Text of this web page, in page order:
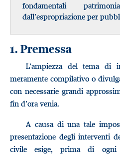
fondamentali
dall’espropriazione per
1. Premessa
L’ampiezza del tema di
meramente compilativo o
con necessarie grandi
fin d’ora venia.
A causa di una tale
presentazione degli interventi
civile esige, prima di ogni